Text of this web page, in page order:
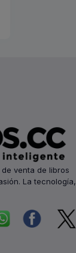
venta de libros
La tecnología,